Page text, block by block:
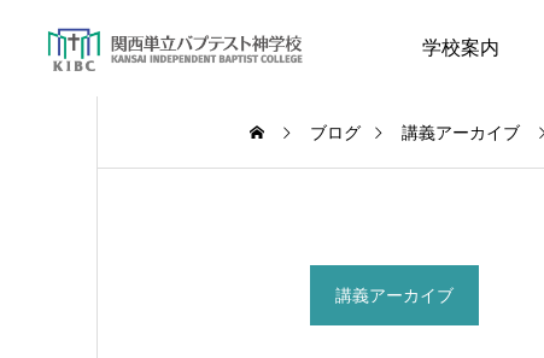
学校案内
ブログ 講義アーカイブ
講義アーカイブ